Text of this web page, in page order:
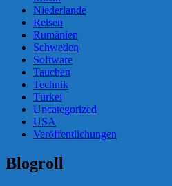
Niederlande
Reisen
Rumänien
Schweden
Software
Tauchen
Technik
Türkei
Uncategorized
USA
Veröffentlichungen
Blogroll